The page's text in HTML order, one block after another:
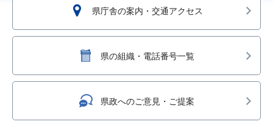
県庁舎の案内・交通アクセス
県の組織・電話番号一覧
県政へのご意見・ご提案